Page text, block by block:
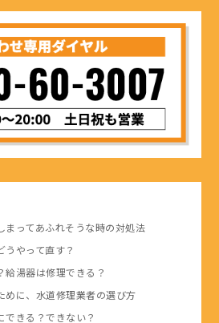
まってあふれそうな時の対処法
やって直す？
給湯器は修理できる？
めに、水道修理業者の選び方
できる？できない？